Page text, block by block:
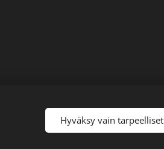
Hyväksy vain tarpeelliset